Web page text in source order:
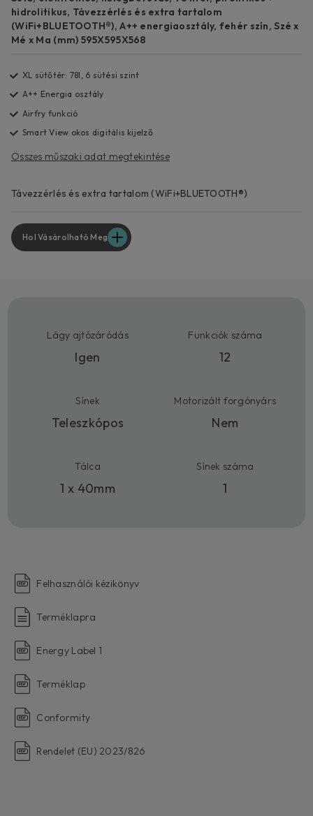
hidrolitikus, Távezzérlés és extra tartalom
(WiFi+BLUETOOTH®), A++ energiaosztály, fehér szín, Szé x
Mé x Ma (mm) 595X595X568
XL sütőtér: 78l, 6 sütési szint
A++ Energia osztály
Airfry funkció
Smart View okos digitális kijelző
Összes műszaki adat megtekintése
Távezzérlés és extra tartalom (WiFi+BLUETOOTH®)
Hol Vásárolható Meg
Lágy ajtózáródás
Igen
Funkciók száma
12
Sínek
Teleszkópos
Motorizált forgónyárs
Nem
Tálca
1 x 40mm
Sínek száma
1
Felhasználói kézikönyv
Terméklapra
Energy Label 1
Terméklap
Conformity
Rendelet (EU) 2023/826